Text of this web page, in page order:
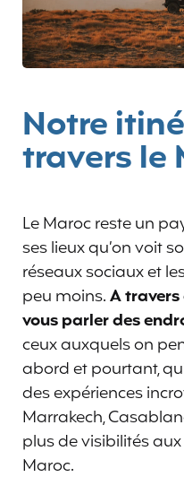
Notre
travers le
Le Maroc reste un
ses lieux qu’on voit
réseaux sociaux et
peu moins.A travers
vous parler des
ceux auxquels on
abord et pourtant,
des expériences
Marrakech,
plus de visibilités
Maroc.